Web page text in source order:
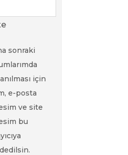
sonraki
için
e-posta
ve site
bu